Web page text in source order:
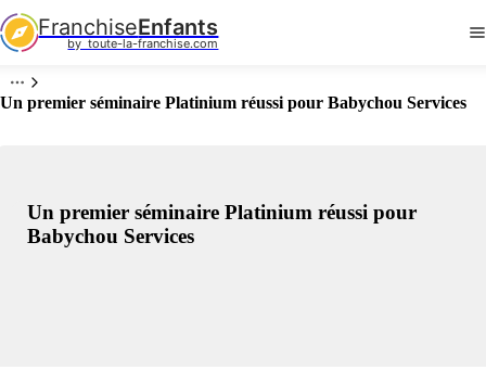
FranchiseEnfants
by  toute-la-franchise.com
Un premier séminaire Platinium réussi pour Babychou Services
Un premier séminaire Platinium réussi pour
Babychou Services